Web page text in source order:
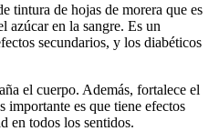
tintura de hojas de morera que es
azúcar en la sangre. Es un
secundarios, y los diabéticos
el cuerpo. Además, fortalece el
importante es que tiene efectos
en todos los sentidos.